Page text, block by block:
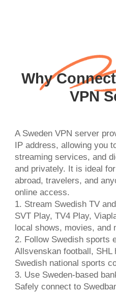
Why
VPN
A Sweden VPN server
IP address, allowing you
streaming services, and
and privately. It is ideal
abroad, travelers, and
online access.
1. Stream Swedish TV
SVT Play, TV4 Play,
local shows, movies, and
2. Follow Swedish sports
Allsvenskan football, SHL
Swedish national sports
3. Use Sweden-based
Safely connect to